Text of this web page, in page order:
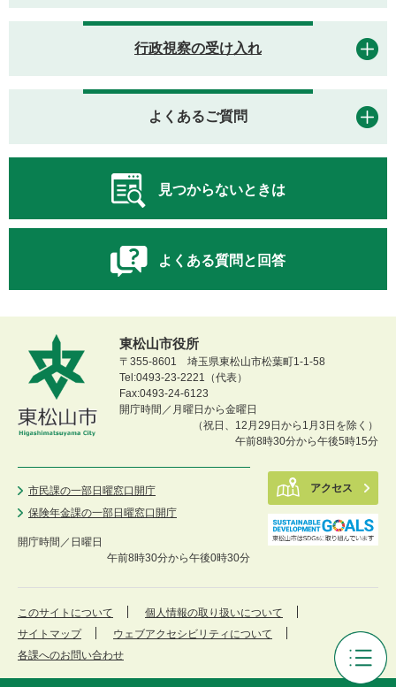
東
行政視察の受け入れ
よくあるご質問
見つからないときは
よくある質問と回答
東松山市役所
〒355-8601 埼玉県東松山市松葉町1-1-58
Tel:0493-23-2221（代表）
Fax:0493-24-6123
開庁時間／月曜日から金曜日
（祝日、12月29日から1月3日を除く）
午前8時30分から午後5時15分
市民課の一部日曜窓口開庁
保険年金課の一部日曜窓口開庁
開庁時間／ 日曜日
午前8時30分から午後0時30分
アクセス
このサイトについて
個人情報の取り扱いについて
サイトマップ
ウェブアクセシビリティについて
各課へのお問い合わせ